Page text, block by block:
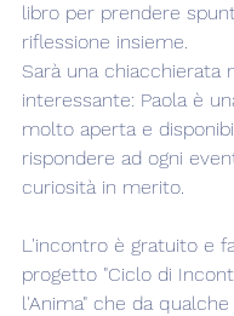
libro per prendere
riflessione insieme.
Sarà una chiacchierata
interessante: Paola è
molto aperta e
rispondere ad ogni
curiosità in merito.
L'incontro è gratuito e
progetto "Ciclo di
l'Anima" che da